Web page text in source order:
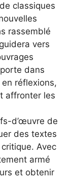
classiques
rassemblé
vers
dans
réflexions,
affronter les
d’œuvre de
des textes
Avec
armé
et obtenir